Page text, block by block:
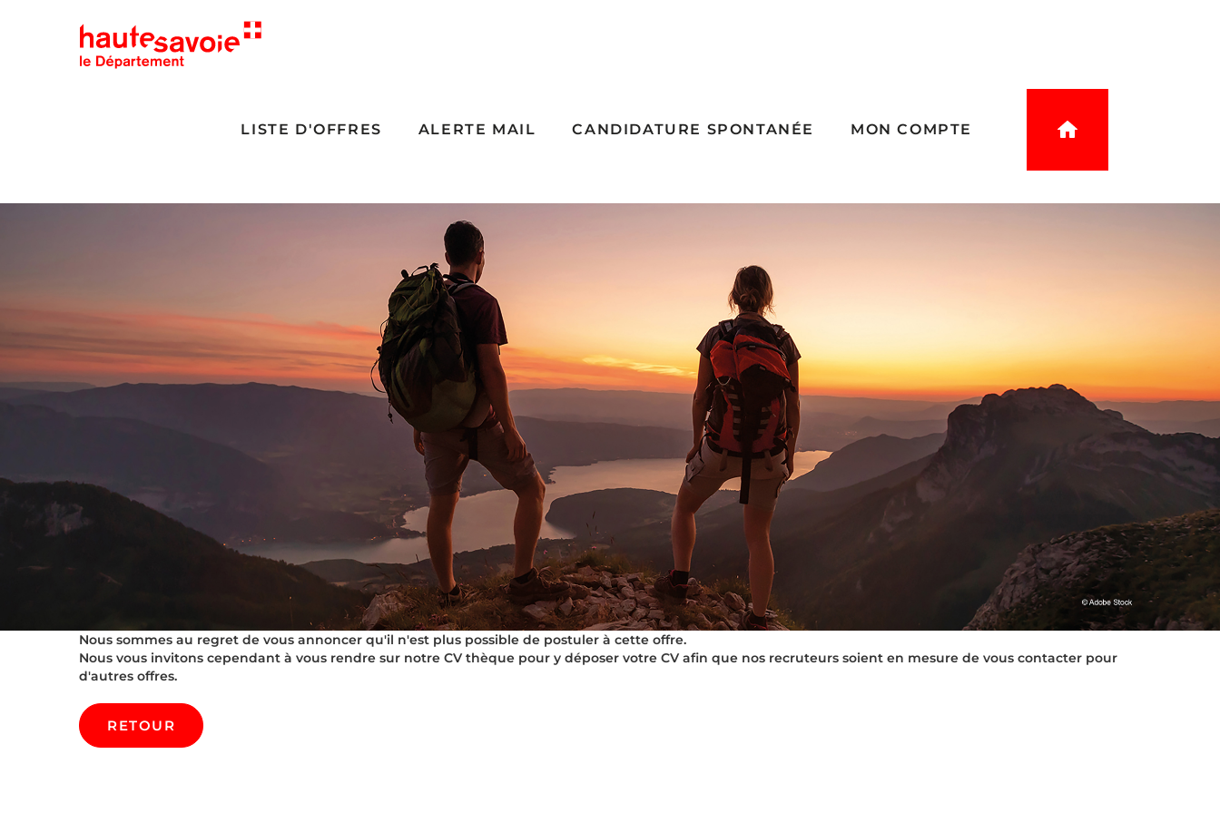
LISTE D'OFFRES ALERTE MAIL CANDIDATURE SPONTANÉE MON COMPTE
Nous sommes au regret de vous annoncer qu'il n'est plus possible de postuler à cette offre.
Nous vous invitons cependant à vous rendre sur notre CV thèque pour y déposer votre CV afin que nos recruteurs soient en mesure de vous contacter pour
d'autres offres.
RETOUR